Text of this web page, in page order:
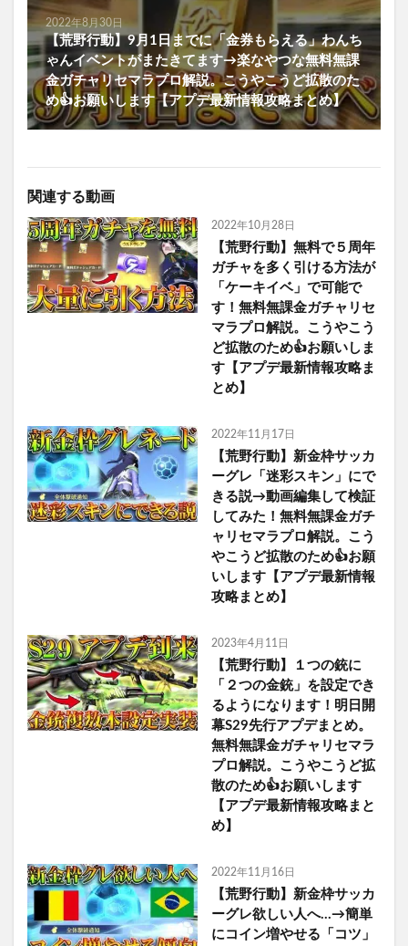
2022年8月30日
【荒野行動】9月1日までに「金券もらえる」わんち
ゃんイベントがまたきてます→楽なやつな無料無課
金ガチャリセマラプロ解説。こうやこうど拡散のた
め👍お願いします【アプデ最新情報攻略まとめ】
関連する動画
2022年10月28日
【荒野行動】無料で５周年
ガチャを多く引ける方法が
「ケーキイベ」で可能で
す！無料無課金ガチャリセ
マラプロ解説。こうやこう
ど拡散のため👍お願いしま
す【アプデ最新情報攻略ま
とめ】
2022年11月17日
【荒野行動】新金枠サッカ
ーグレ「迷彩スキン」にで
きる説→動画編集して検証
してみた！無料無課金ガチ
ャリセマラプロ解説。こう
やこうど拡散のため👍お願
いします【アプデ最新情報
攻略まとめ】
2023年4月11日
【荒野行動】１つの銃に
「２つの金銃」を設定でき
るようになります！明日開
幕S29先行アプデまとめ。
無料無課金ガチャリセマラ
プロ解説。こうやこうど拡
散のため👍お願いします
【アプデ最新情報攻略まと
め】
2022年11月16日
【荒野行動】新金枠サッカ
ーグレ欲しい人へ…→簡単
にコイン増やせる「コツ」